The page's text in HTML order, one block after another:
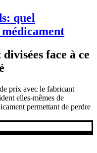
quel
face à ce
prix avec le fabricant
elles-mêmes de
permettant de perdre